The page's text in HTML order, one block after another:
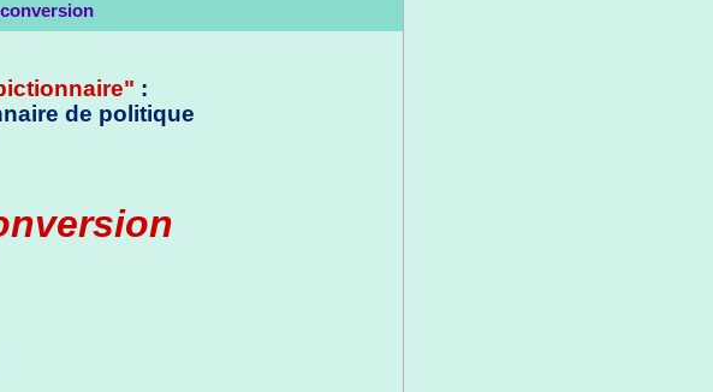
:
de politique